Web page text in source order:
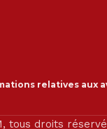
relatives aux
tous droits